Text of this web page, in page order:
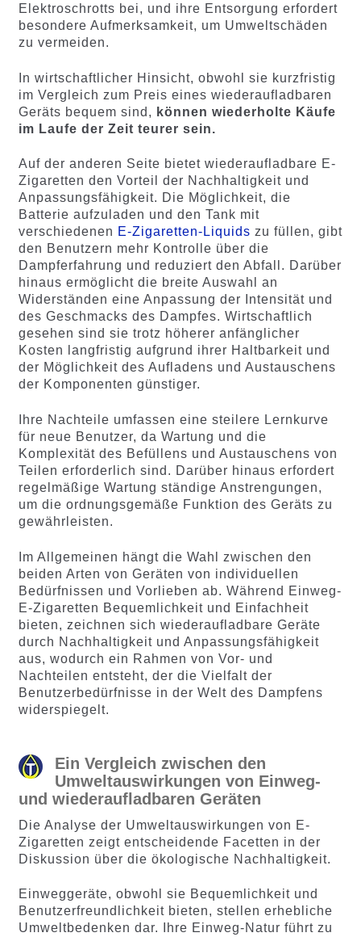
Elektroschrotts bei, und ihre Entsorgung erfordert
besondere Aufmerksamkeit, um Umweltschäden
zu vermeiden.
In wirtschaftlicher Hinsicht, obwohl sie kurzfristig
im Vergleich zum Preis eines wiederaufladbaren
Geräts bequem sind, können wiederholte Käufe
im Laufe der Zeit teurer sein.
Auf der anderen Seite bietet wiederaufladbare E-
Zigaretten den Vorteil der Nachhaltigkeit und
Anpassungsfähigkeit. Die Möglichkeit, die
Batterie aufzuladen und den Tank mit
verschiedenen E-Zigaretten-Liquids zu füllen, gibt
den Benutzern mehr Kontrolle über die
Dampferfahrung und reduziert den Abfall. Darüber
hinaus ermöglicht die breite Auswahl an
Widerständen eine Anpassung der Intensität und
des Geschmacks des Dampfes. Wirtschaftlich
gesehen sind sie trotz höherer anfänglicher
Kosten langfristig aufgrund ihrer Haltbarkeit und
der Möglichkeit des Aufladens und Austauschens
der Komponenten günstiger.
Ihre Nachteile umfassen eine steilere Lernkurve
für neue Benutzer, da Wartung und die
Komplexität des Befüllens und Austauschens von
Teilen erforderlich sind. Darüber hinaus erfordert
regelmäßige Wartung ständige Anstrengungen,
um die ordnungsgemäße Funktion des Geräts zu
gewährleisten.
Im Allgemeinen hängt die Wahl zwischen den
beiden Arten von Geräten von individuellen
Bedürfnissen und Vorlieben ab. Während Einweg-
E-Zigaretten Bequemlichkeit und Einfachheit
bieten, zeichnen sich wiederaufladbare Geräte
durch Nachhaltigkeit und Anpassungsfähigkeit
aus, wodurch ein Rahmen von Vor- und
Nachteilen entsteht, der die Vielfalt der
Benutzerbedürfnisse in der Welt des Dampfens
widerspiegelt.
Ein Vergleich zwischen den
Umweltauswirkungen von Einweg-
und wiederaufladbaren Geräten
Die Analyse der Umweltauswirkungen von E-
Zigaretten zeigt entscheidende Facetten in der
Diskussion über die ökologische Nachhaltigkeit.
Einweggeräte, obwohl sie Bequemlichkeit und
Benutzerfreundlichkeit bieten, stellen erhebliche
Umweltbedenken dar. Ihre Einweg-Natur führt zu